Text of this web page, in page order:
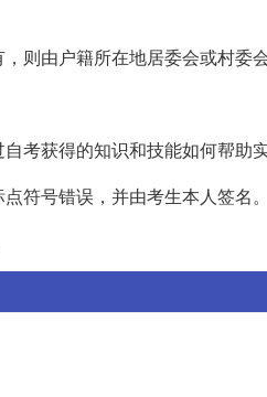
则由户籍所在地居委会或村委会
考获得的知识和技能如何帮助实
符号错误，并由考生本人签名。